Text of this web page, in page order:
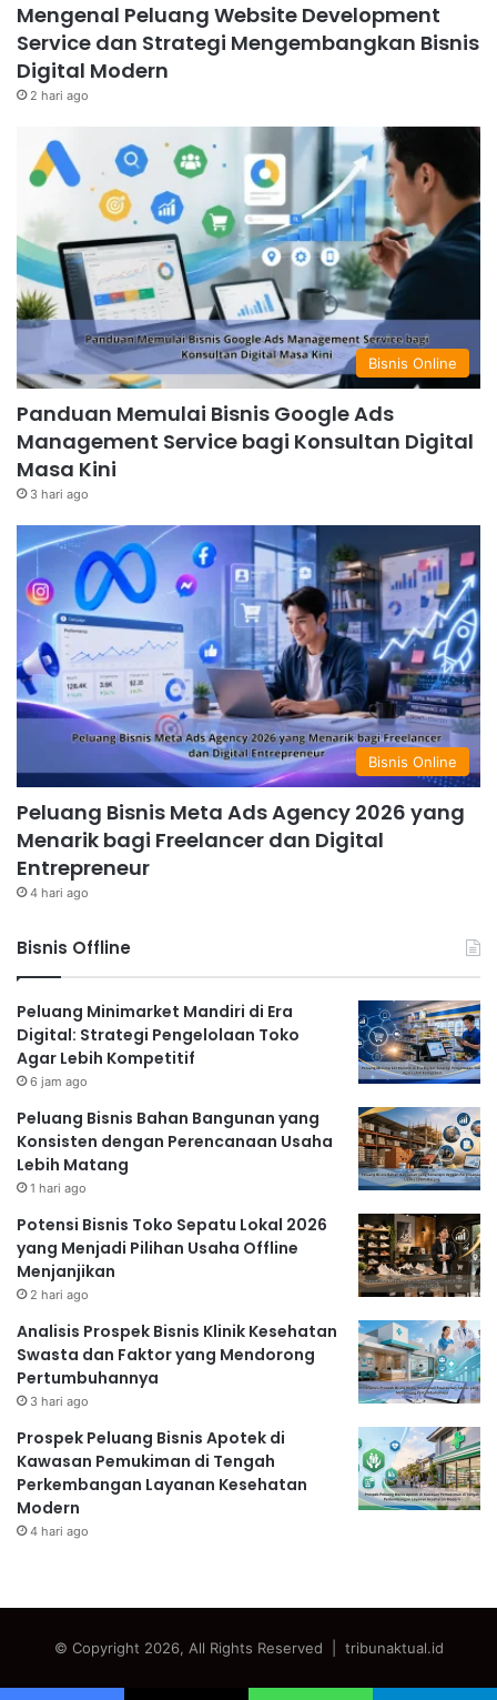
Mengenal Peluang Website Development
Service dan Strategi Mengembangkan Bisnis
Digital Modern
2 hari ago
Bisnis Online
Panduan Memulai Bisnis Google Ads
Management Service bagi Konsultan Digital
Masa Kini
3 hari ago
Bisnis Online
Peluang Bisnis Meta Ads Agency 2026 yang
Menarik bagi Freelancer dan Digital
Entrepreneur
4 hari ago
Bisnis Offline
Peluang Minimarket Mandiri di Era
Digital: Strategi Pengelolaan Toko
Agar Lebih Kompetitif
6 jam ago
Peluang Bisnis Bahan Bangunan yang
Konsisten dengan Perencanaan Usaha
Lebih Matang
1 hari ago
Potensi Bisnis Toko Sepatu Lokal 2026
yang Menjadi Pilihan Usaha Offline
Menjanjikan
2 hari ago
Analisis Prospek Bisnis Klinik Kesehatan
Swasta dan Faktor yang Mendorong
Pertumbuhannya
3 hari ago
Prospek Peluang Bisnis Apotek di
Kawasan Pemukiman di Tengah
Perkembangan Layanan Kesehatan
Modern
4 hari ago
© Copyright 2026, All Rights Reserved | tribunaktual.id